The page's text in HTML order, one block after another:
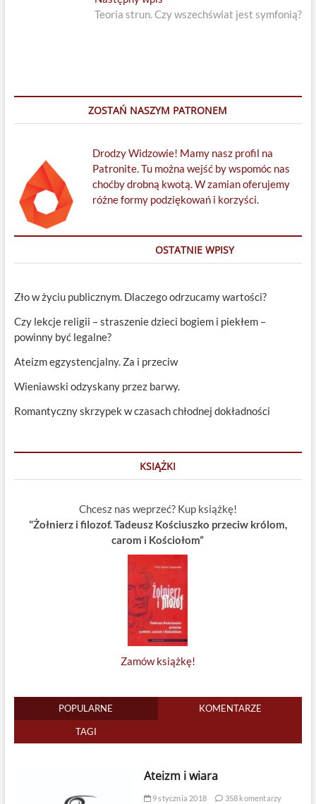
post:
Teoria strun. Czy wszechświat jest symfonią?
ZOSTAŃ NASZYM PATRONEM
Drodzy Widzowie! Mamy nasz profil na
Patronite. Tu można wejść by wspomóc nas
choćby drobną kwotą. W zamian oferujemy
różne formy podziękowań i korzyści.
OSTATNIE WPISY
Zło w życiu publicznym. Dlaczego odrzucamy wartości?
Czy lekcje religii – straszenie dzieci bogiem i piekłem –
powinny być legalne?
Ateizm egzystencjalny. Za i przeciw
Wieniawski odzyskany przez barwy.
Romantyczny skrzypek w czasach chłodnej dokładności
KSIĄŻKI
Chcesz nas weprzeć? Kup książkę!
"Żołnierz i filozof. Tadeusz Kościuszko przeciw królom,
carom i Kościołom”
Zamów książkę!
POPULARNE KOMENTARZE
TAGI
Ateizm i wiara
9 stycznia 2018 358 komentarzy